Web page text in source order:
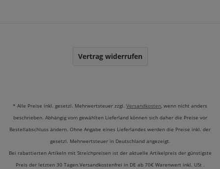
Vertrag widerrufen
* Alle Preise inkl. gesetzl. Mehrwertsteuer zzgl. Versandkosten, wenn nicht anders
beschrieben. Abhängig vom gewählten Lieferland können sich daher die Preise vor
Bestellabschluss ändern. Ohne Angabe eines Lieferlandes werden die Preise inkl. der
gesetzl. Mehrwertsteuer in Deutschland angezeigt.
Bei rabattierten Artikeln mit Streichpreisen ist der aktuelle Artikelpreis der günstigste
Preis der letzten 30 Tagen.Versandkostenfrei in DE ab 70€ Warenwert inkl. USt .